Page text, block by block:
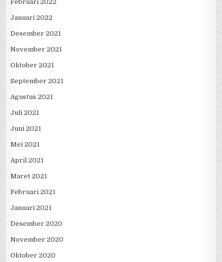
Februari 2022
Januari 2022
Desember 2021
November 2021
Oktober 2021
September 2021
Agustus 2021
Juli 2021
Juni 2021
Mei 2021
April 2021
Maret 2021
Februari 2021
Januari 2021
Desember 2020
November 2020
Oktober 2020